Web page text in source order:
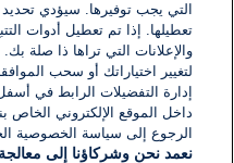
التي يجب توفيرها. سيؤدي
تعطيلها. إذا تم تعطيل أدوات
والإعلانات التي تراها ذا صلة
لتغيير اختياراتك أو سحب
إدارة التفضيلات الرابط في
داخل الموقع الإلكتروني الخاص
الرجوع إلى سياسة الخصوصية
نعمد نحن وشركاؤنا إلى معالجة